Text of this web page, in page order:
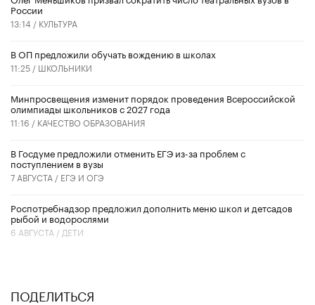
России
13:14 / КУЛЬТУРА
В ОП предложили обучать вождению в школах
11:25 / ШКОЛЬНИКИ
Минпросвещения изменит порядок проведения Всероссийской
олимпиады школьников с 2027 года
11:16 / КАЧЕСТВО ОБРАЗОВАНИЯ
В Госдуме предложили отменить ЕГЭ из-за проблем с
поступлением в вузы
7 АВГУСТА / ЕГЭ И ОГЭ
Роспотребнадзор предложил дополнить меню школ и детсадов
рыбой и водорослями
6 АВГУСТА / ДЕТИ
ПОДЕЛИТЬСЯ